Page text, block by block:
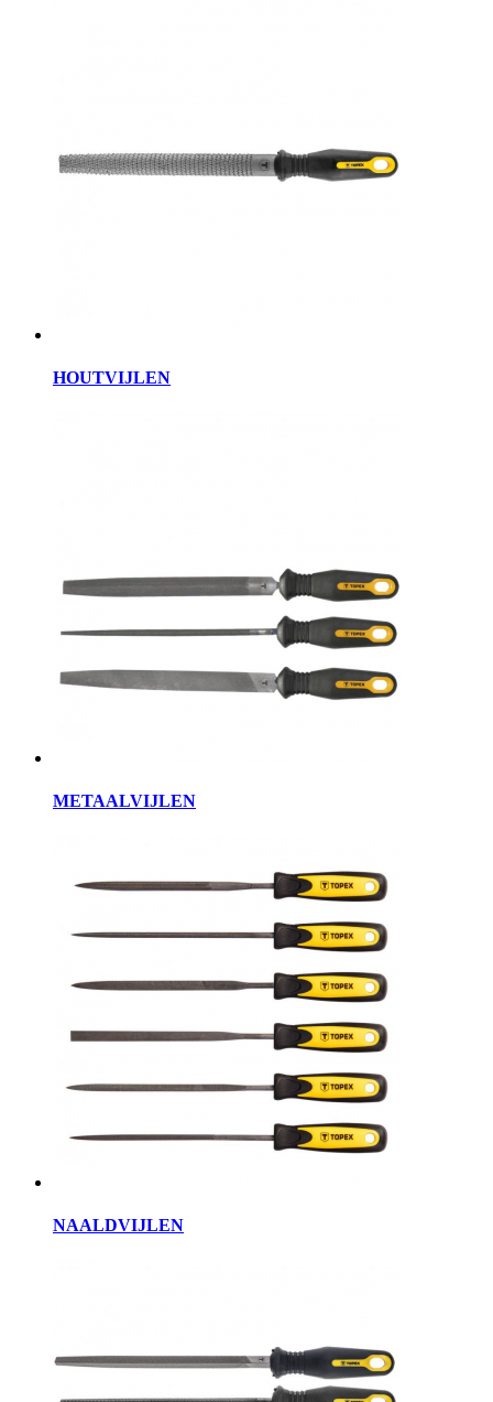
HOUTVIJLEN
METAALVIJLEN
NAALDVIJLEN